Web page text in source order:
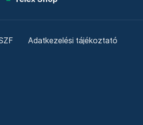
Adatkezelési tájékoztató